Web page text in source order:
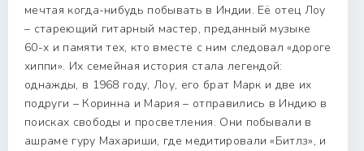
мечтая когда-нибудь побывать в Индии. Её отец Лоу
– стареющий гитарный мастер, преданный музыке
60-х и памяти тех, кто вместе с ним следовал «дороге
хиппи». Их семейная история стала легендой:
однажды, в 1968 году, Лоу, его брат Марк и две их
подруги – Коринна и Мария – отправились в Индию в
поисках свободы и просветления. Они побывали в
ашраме гуру Махариши, где медитировали «Битлз», и